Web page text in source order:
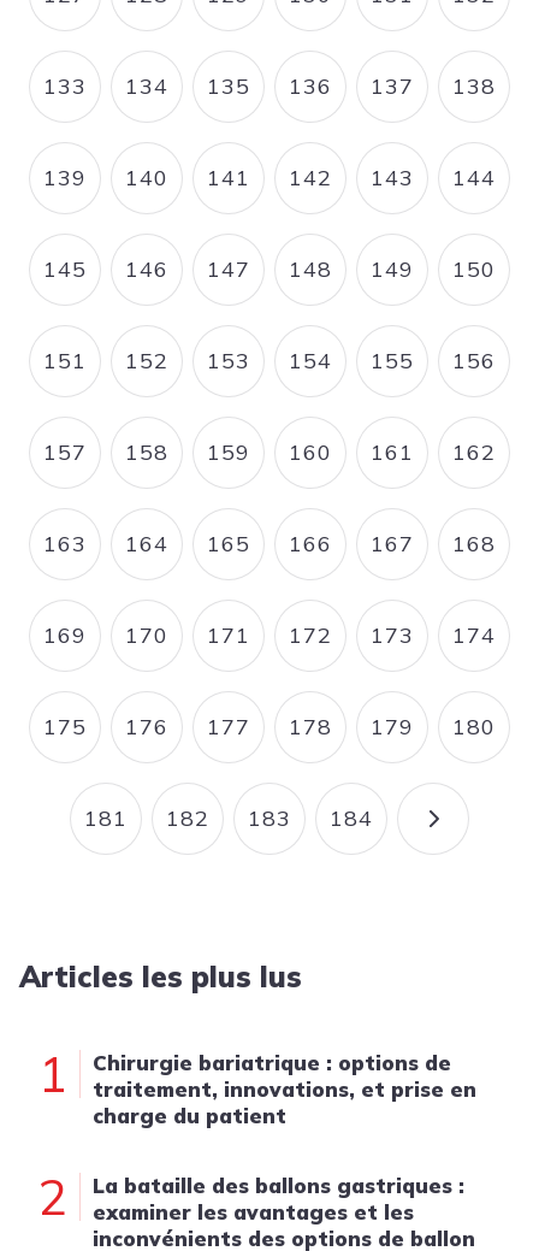
PAGE PAGE PAGE PAGE PAGE PAGE
PAGE
133 PAGE
134 PAGE
135 PAGE
136 PAGE
137 PAGE
138
PAGE
139 PAGE
140 PAGE
141 PAGE
142 PAGE
143 PAGE
144
PAGE
145 PAGE
146 PAGE
147 PAGE
148 PAGE
149 PAGE
150
PAGE
151 PAGE
152 PAGE
153 PAGE
154 PAGE
155 PAGE
156
PAGE
157 PAGE
158 PAGE
159 PAGE
160 PAGE
161 PAGE
162
PAGE
163 PAGE
164 PAGE
165 PAGE
166 PAGE
167 PAGE
168
PAGE
169 PAGE
170 PAGE
171 PAGE
172 PAGE
173 PAGE
174
PAGE
175 PAGE
176 PAGE
177 PAGE
178 PAGE
179 PAGE
180
PAGE
181 PAGE
182 PAGE
183 PAGE
184 PAGE
Articles les plus lus
1
Chirurgie bariatrique : options de
traitement, innovations, et prise en
charge du patient
2
La bataille des ballons gastriques :
examiner les avantages et les
inconvénients des options de ballon